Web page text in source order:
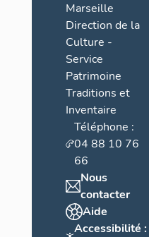
Marseille
Direction de la
Culture -
Service
Patrimoine
Traditions et
Inventaire
Téléphone :
04 88 10 76
66
Nous
contacter
Aide
Accessibilité :